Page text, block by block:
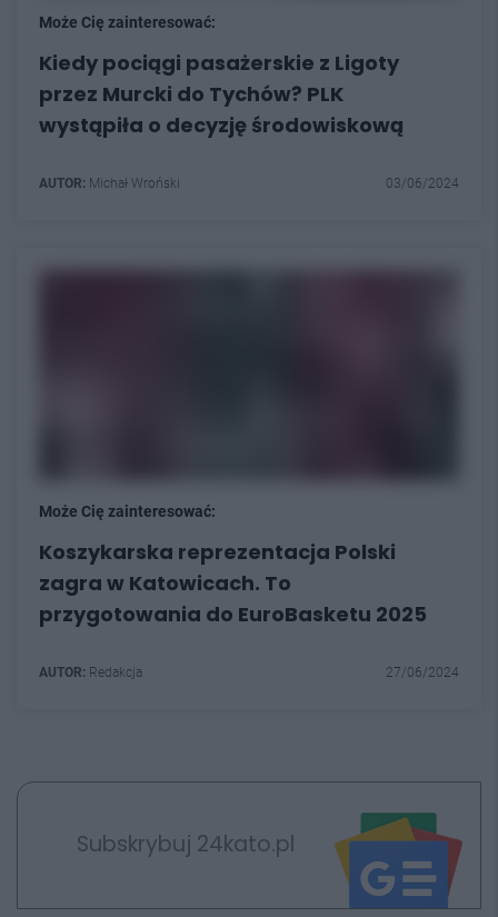
Może Cię zainteresować:
Kiedy pociągi pasażerskie z Ligoty
przez Murcki do Tychów? PLK
wystąpiła o decyzję środowiskową
AUTOR: Michał Wroński 03/06/2024
Może Cię zainteresować:
Koszykarska reprezentacja Polski
zagra w Katowicach. To
przygotowania do EuroBasketu 2025
AUTOR: Redakcja 27/06/2024
Subskrybuj 24kato.pl